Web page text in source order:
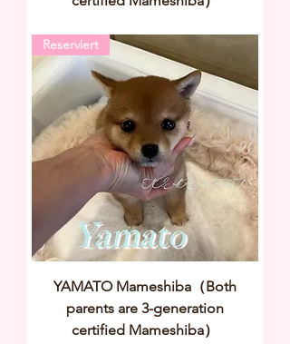
Reserviert
YAMATO Mameshiba（Both
parents are 3-generation
certified Mameshiba）